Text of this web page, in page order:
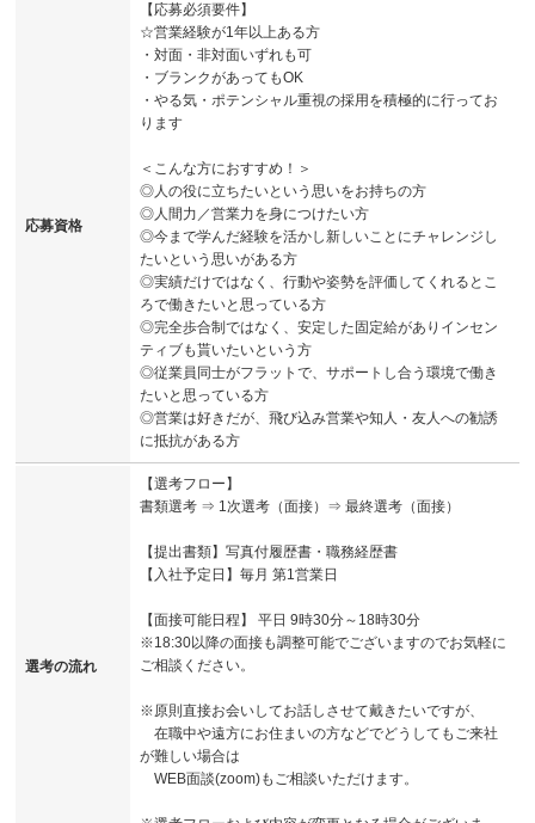
応募資格
【応募必須要件】
☆営業経験が1年以上ある方
・対面・非対面いずれも可
・ブランクがあってもOK
・やる気・ポテンシャル重視の採用を積極的に行ってお
ります
＜こんな方におすすめ！＞
◎人の役に立ちたいという思いをお持ちの方
◎人間力／営業力を身につけたい方
◎今まで学んだ経験を活かし新しいことにチャレンジし
たいという思いがある方
◎実績だけではなく、行動や姿勢を評価してくれるとこ
ろで働きたいと思っている方
◎完全歩合制ではなく、安定した固定給がありインセン
ティブも貰いたいという方
◎従業員同士がフラットで、サポートし合う環境で働き
たいと思っている方
◎営業は好きだが、飛び込み営業や知人・友人への勧誘
に抵抗がある方
選考の流れ
【選考フロー】
書類選考 ⇒ 1次選考（面接）⇒ 最終選考（面接）
【提出書類】写真付履歴書・職務経歴書
【入社予定日】毎月 第1営業日
【面接可能日程】 平日 9時30分～18時30分
※18:30以降の面接も調整可能でございますのでお気軽に
ご相談ください。
※原則直接お会いしてお話しさせて戴きたいですが、
在職中や遠方にお住まいの方などでどうしてもご来社
が難しい場合は
WEB面談(zoom)もご相談いただけます。